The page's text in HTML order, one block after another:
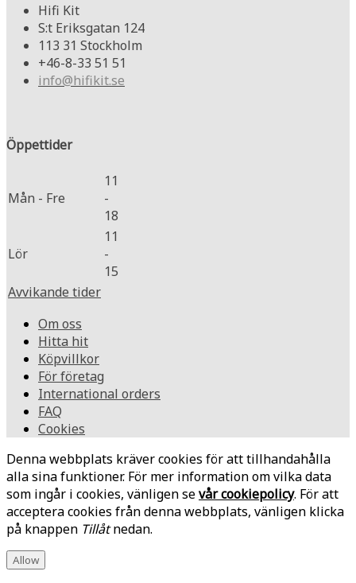
Hifi Kit
S:t Eriksgatan 124
113 31 Stockholm
+46-8-33 51 51
info@hifikit.se
Öppettider
Mån - Fre
11
-
18
Lör
11
-
15
Avvikande tider
Om oss
Hitta hit
Köpvillkor
För företag
International orders
FAQ
Cookies
Denna webbplats kräver cookies för att tillhandahålla
alla sina funktioner. För mer information om vilka data
som ingår i cookies, vänligen sevår cookiepolicy. För att
acceptera cookies från denna webbplats, vänligen klicka
på knappen Tillåtnedan.
Allow